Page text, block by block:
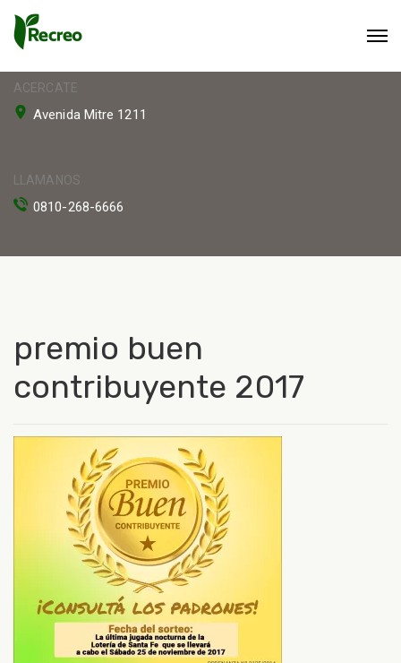
ACERCATE
Avenida Mitre 1211
LLAMANOS
0810-268-6666
premio buen
contribuyente 2017